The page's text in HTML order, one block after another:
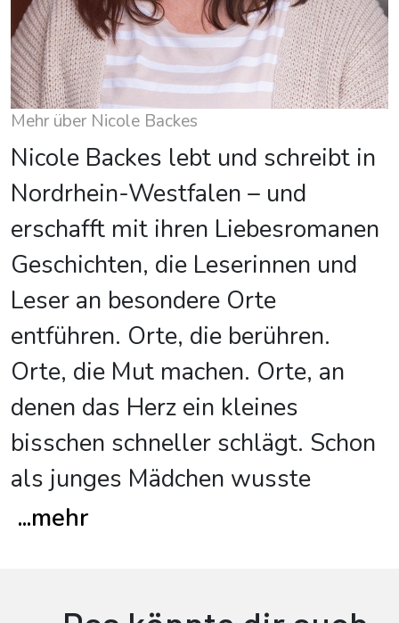
Mehr über Nicole Backes
Nicole Backes lebt und schreibt in
Nordrhein-Westfalen – und
erschafft mit ihren Liebesromanen
Geschichten, die Leserinnen und
Leser an besondere Orte
entführen. Orte, die berühren.
Orte, die Mut machen. Orte, an
denen das Herz ein kleines
bisschen schneller schlägt. Schon
als junges Mädchen wusste
...mehr